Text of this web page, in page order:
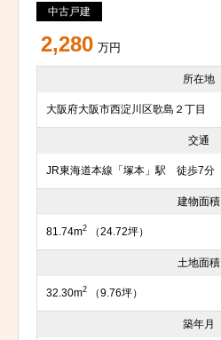
中古戸建
2,280 万円
所在地
大阪府大阪市西淀川区歌島２丁目
交通
JR東海道本線「塚本」駅 徒歩7分
建物面積
81.74m2 （24.72坪）
土地面積
32.30m2 （9.76坪）
築年月